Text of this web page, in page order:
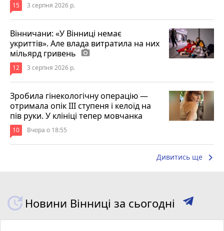
15 3 серпня 2026 р.
Вінничани: «У Вінниці немає
укриттів». Але влада витратила на них
мільярд гривень photo_camera
12 3 серпня 2026 р.
Зробила гінекологічну операцію —
отримала опік ІІІ ступеня і келоїд на
пів руки. У клініці тепер мовчанка
10 Вчора о 18:55
Дивитись ще keyboard_arrow_right
Новини Вінниці за сьогодні